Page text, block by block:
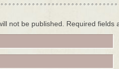
not be published. Required fields